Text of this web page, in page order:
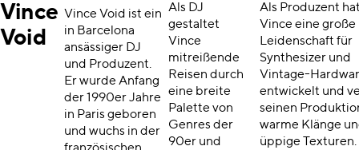
Vince
Void
Vince Void ist ein
in Barcelona
ansässiger DJ
und Produzent.
Er wurde Anfang
der 1990er Jahre
in Paris geboren
und wuchs in der
Als DJ
gestaltet
Vince
mitreißende
Reisen durch
eine breite
Palette von
Genres der
90er und
Als Produzent
Vince eine große
Leidenschaft für
Synthesizer und
Vintage-
entwickelt und
seinen
warme Klänge
üppige Texturen.